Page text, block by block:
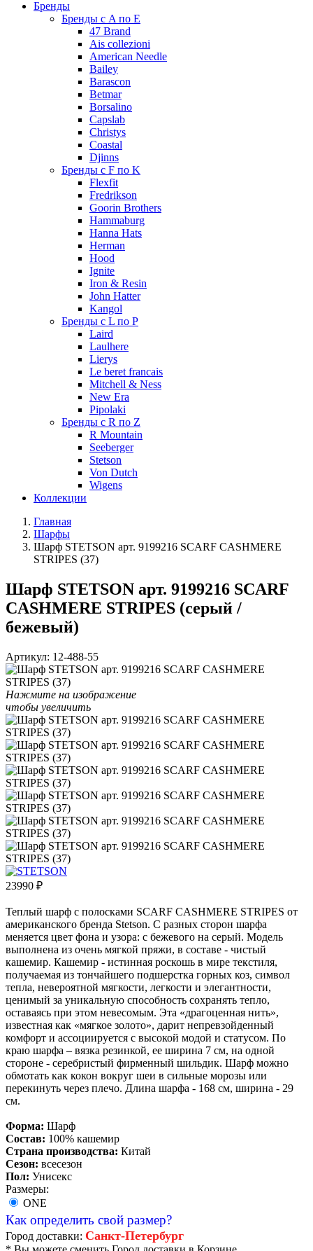
Бренды
Бренды с A по E
47 Brand
Ais collezioni
American Needle
Bailey
Barascon
Betmar
Borsalino
Capslab
Christys
Coastal
Djinns
Бренды с F по K
Flexfit
Fredrikson
Goorin Brothers
Hammaburg
Hanna Hats
Herman
Hood
Ignite
Iron & Resin
John Hatter
Kangol
Бренды с L по P
Laird
Laulhere
Lierys
Le beret francais
Mitchell & Ness
New Era
Pipolaki
Бренды с R по Z
R Mountain
Seeberger
Stetson
Von Dutch
Wigens
Коллекции
Главная
Шарфы
Шарф STETSON арт. 9199216 SCARF CASHMERE
STRIPES (37)
Шарф STETSON арт. 9199216 SCARF
CASHMERE STRIPES (серый /
бежевый)
Артикул: 12-488-55
Нажмите на изображение
чтобы увеличить
23990 ₽
Теплый шарф с полосками SCARF CASHMERE STRIPES от
американского бренда Stetson. С разных сторон шарфа
меняется цвет фона и узора: с бежевого на серый. Модель
выполнена из очень мягкой пряжи, в составе - чистый
кашемир. Кашемир - истинная роскошь в мире текстиля,
получаемая из тончайшего подшерстка горных коз, символ
тепла, невероятной мягкости, легкости и элегантности,
ценимый за уникальную способность сохранять тепло,
оставаясь при этом невесомым. Эта «драгоценная нить»,
известная как «мягкое золото», дарит непревзойденный
комфорт и ассоциируется с высокой модой и статусом. По
краю шарфа – вязка резинкой, ее ширина 7 см, на одной
стороне - серебристый фирменный шильдик. Шарф можно
обмотать как кокон вокруг шеи в сильные морозы или
перекинуть через плечо. Длина шарфа - 168 см, ширина - 29
см.
Форма: Шарф
Состав: 100% кашемир
Страна производства: Китай
Сезон: всесезон
Пол: Унисекс
Размеры:
ONE
Как определить свой размер?
Город доставки: Санкт-Петербург